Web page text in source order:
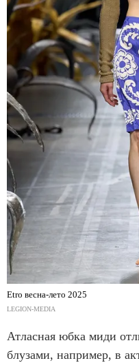
Etro весна-лето 2025
LEGION-MEDIA
Атласная юбка миди
блузами, например, в